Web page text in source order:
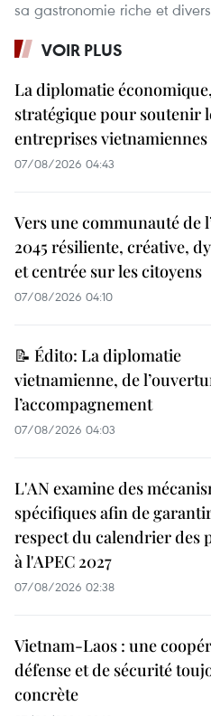
sa gastronomie riche et
VOIR PLUS
La diplomatie
stratégique pour soutenir
entreprises vietnamiennes
07/08/2026 04:43
Vers une communauté de
2045 résiliente, créative,
et centrée sur les citoyens
07/08/2026 04:10
📝 Édito: La diplomatie
vietnamienne, de
l’accompagnement
07/08/2026 04:03
L'AN examine des
spécifiques afin de
respect du calendrier des
à l'APEC 2027
07/08/2026 02:38
Vietnam-Laos : une
défense et de sécurité
concrète